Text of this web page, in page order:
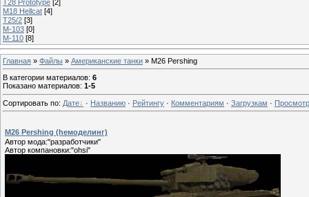
T28 Prototype [2]
M18 Hellcat [4]
T25/2 [3]
М-103 [0]
М-110 [8]
Главная » Файлы » Американские танки » M26 Pershing
В категории материалов: 6
Показано материалов: 1-5
Сортировать по: Дате · Названию · Рейтингу · Комментариям · Загрузкам ·
M26 Pershing (hемоделинг)
Автор мода:"разработчики"
Автор компановки:"ohsi"